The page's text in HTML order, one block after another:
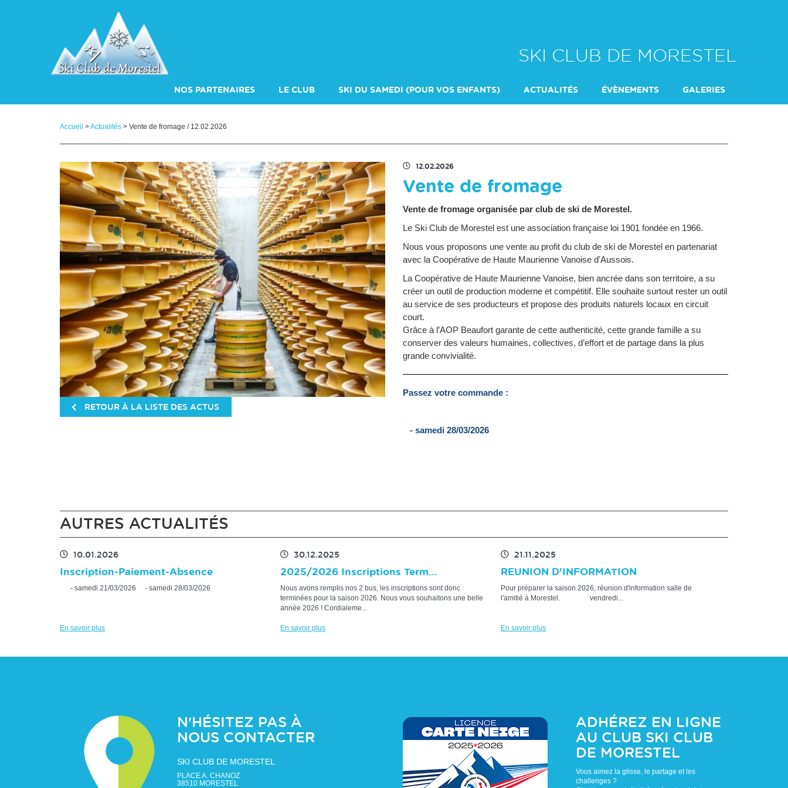
SKI CLUB DE MORESTEL
NOS PARTENAIRES LE CLUB SKI DU SAMEDI (POUR VOS ENFANTS) ACTUALITÉS ÉVÈNEMENTS GALERIES
Accueil >Actualités > Vente de fromage / 12.02.2026
RETOUR À LA LISTE DES ACTUS
12.02.2026
Vente de fromage
Vente de fromage organisée par club de ski de Morestel.
Le Ski Club de Morestel est une association française loi 1901 fondée en 1966.
Nous vous proposons une vente au profit du club de ski de Morestel en partenariat
avec la Coopérative de Haute Maurienne Vanoise d'Aussois.
La Coopérative de Haute Maurienne Vanoise, bien ancrée dans son territoire, a su
créer un outil de production moderne et compétitif. Elle souhaite surtout rester un outil
au service de ses producteurs et propose des produits naturels locaux en circuit
court.
Grâce à l’AOP Beaufort garante de cette authenticité, cette grande famille a su
conserver des valeurs humaines, collectives, d’effort et de partage dans la plus
grande convivialité.
Passez votre commande :
- samedi 28/03/2026
AUTRES ACTUALITÉS
10.01.2026
Inscription-Paiement-Absence
- samedi 21/03/2026 - samedi 28/03/2026
En savoir plus
30.12.2025
2025/2026 Inscriptions Term...
Nous avons remplis nos 2 bus, les inscriptions sont donc
terminées pour la saison 2026. Nous vous souhaitons une belle
année 2026 ! Cordialeme...
En savoir plus
21.11.2025
REUNION D'INFORMATION
Pour préparer la saison 2026, réunion d'information salle de
l'amitié à Morestel. vendredi...
En savoir plus
N'HÉSITEZ PAS À
NOUS CONTACTER
SKI CLUB DE MORESTEL
PLACE A. CHANOZ
38510 MORESTEL
ADHÉREZ EN LIGNE
AU CLUB SKI CLUB
DE MORESTEL
Vous aimez la glisse, le partage et les
challenges ?